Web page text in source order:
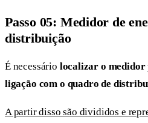
Passo 05: Medidor de
distribuição
É necessário localizar o medidor
ligação com o quadro de
A partir disso são divididos e